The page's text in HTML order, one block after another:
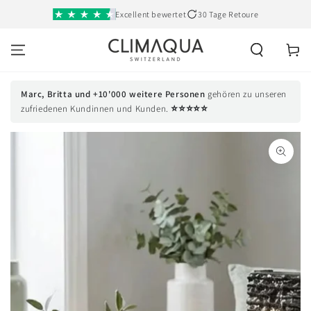
SKIP TO
CONTENT
Excellent bewertet 30 Tage Retoure
Cart
Marc, Britta und +10'000 weitere Personen gehören zu unseren
zufriedenen Kundinnen und Kunden.⭐⭐⭐⭐⭐